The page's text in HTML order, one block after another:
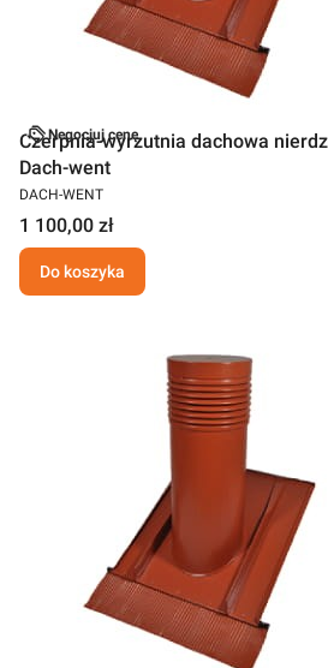
Negocjuj cenę
Czerpnia-wyrzutnia dachowa
Dach-went
DACH-WENT
1 100,00 zł
Do koszyka